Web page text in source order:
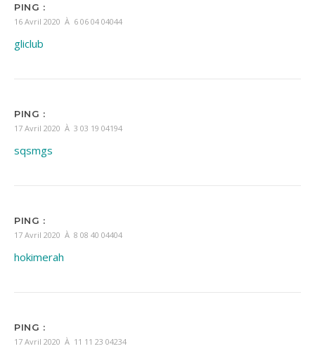
PING :
16 Avril 2020 À 6 06 04 04044
gliclub
PING :
17 Avril 2020 À 3 03 19 04194
sqsmgs
PING :
17 Avril 2020 À 8 08 40 04404
hokimerah
PING :
17 Avril 2020 À 11 11 23 04234